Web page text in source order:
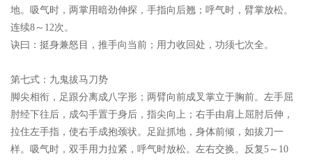
地。吸气时，两掌用暗劲伸探，手指向后翘；呼气时，臂掌放松。
连续8～12次。
诀曰： 挺身兼怒目，推手向当前；用力收回处，功须七次全。
第七式：九鬼拔马刀势
脚尖相衔，足跟分离成八字形；两臂向前成叉掌立于胸前。左手屈
肘经下往后，成勾手置于身后，指尖向上；右手由肩上屈肘后伸，
拉住左手指，使右手成抱颈状。足趾抓地，身体前倾，如拔刀一
样。吸气时，双手用力拉紧，呼气时放松。左右交换。反复5～10